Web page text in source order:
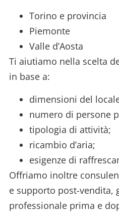
Torino e provincia
Piemonte
Valle d’Aosta
Ti aiutiamo nella scelta
in base a:
dimensioni del
numero di persone
tipologia di attività;
ricambio d’aria;
esigenze di
Offriamo inoltre
e supporto post-vendita,
professionale prima e